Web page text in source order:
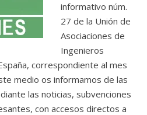
informativo núm.
27 de la Unión de
Asociaciones de
Ingenieros
correspondiente al mes
medio os informamos de las
las noticias, subvenciones
con accesos directos a